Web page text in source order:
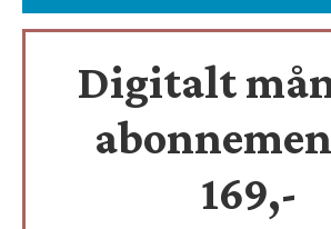
Digitalt
169,-